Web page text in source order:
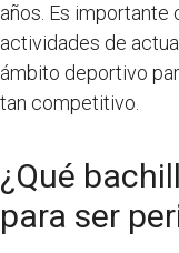
años. Es
actividades de
ámbito deportivo
tan competitivo.
¿Qué
para ser